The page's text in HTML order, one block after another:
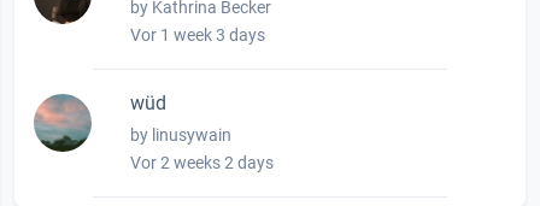
by Kathrina Becker
Vor 1 week 3 days
wüd
by linusywain
Vor 2 weeks 2 days